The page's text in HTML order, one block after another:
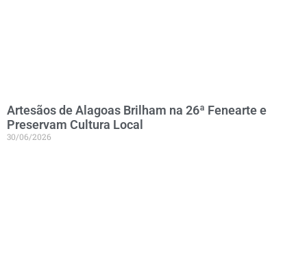
Artesãos de Alagoas Brilham na 26ª Fenearte e
Preservam Cultura Local
30/06/2026